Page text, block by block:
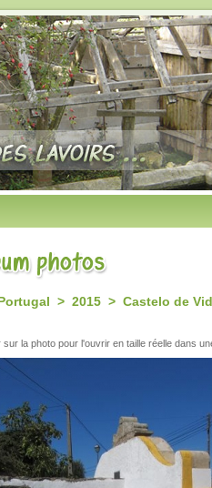
> 2015 > Castelo de
sur la photo pour l'ouvrir en taille réelle dans